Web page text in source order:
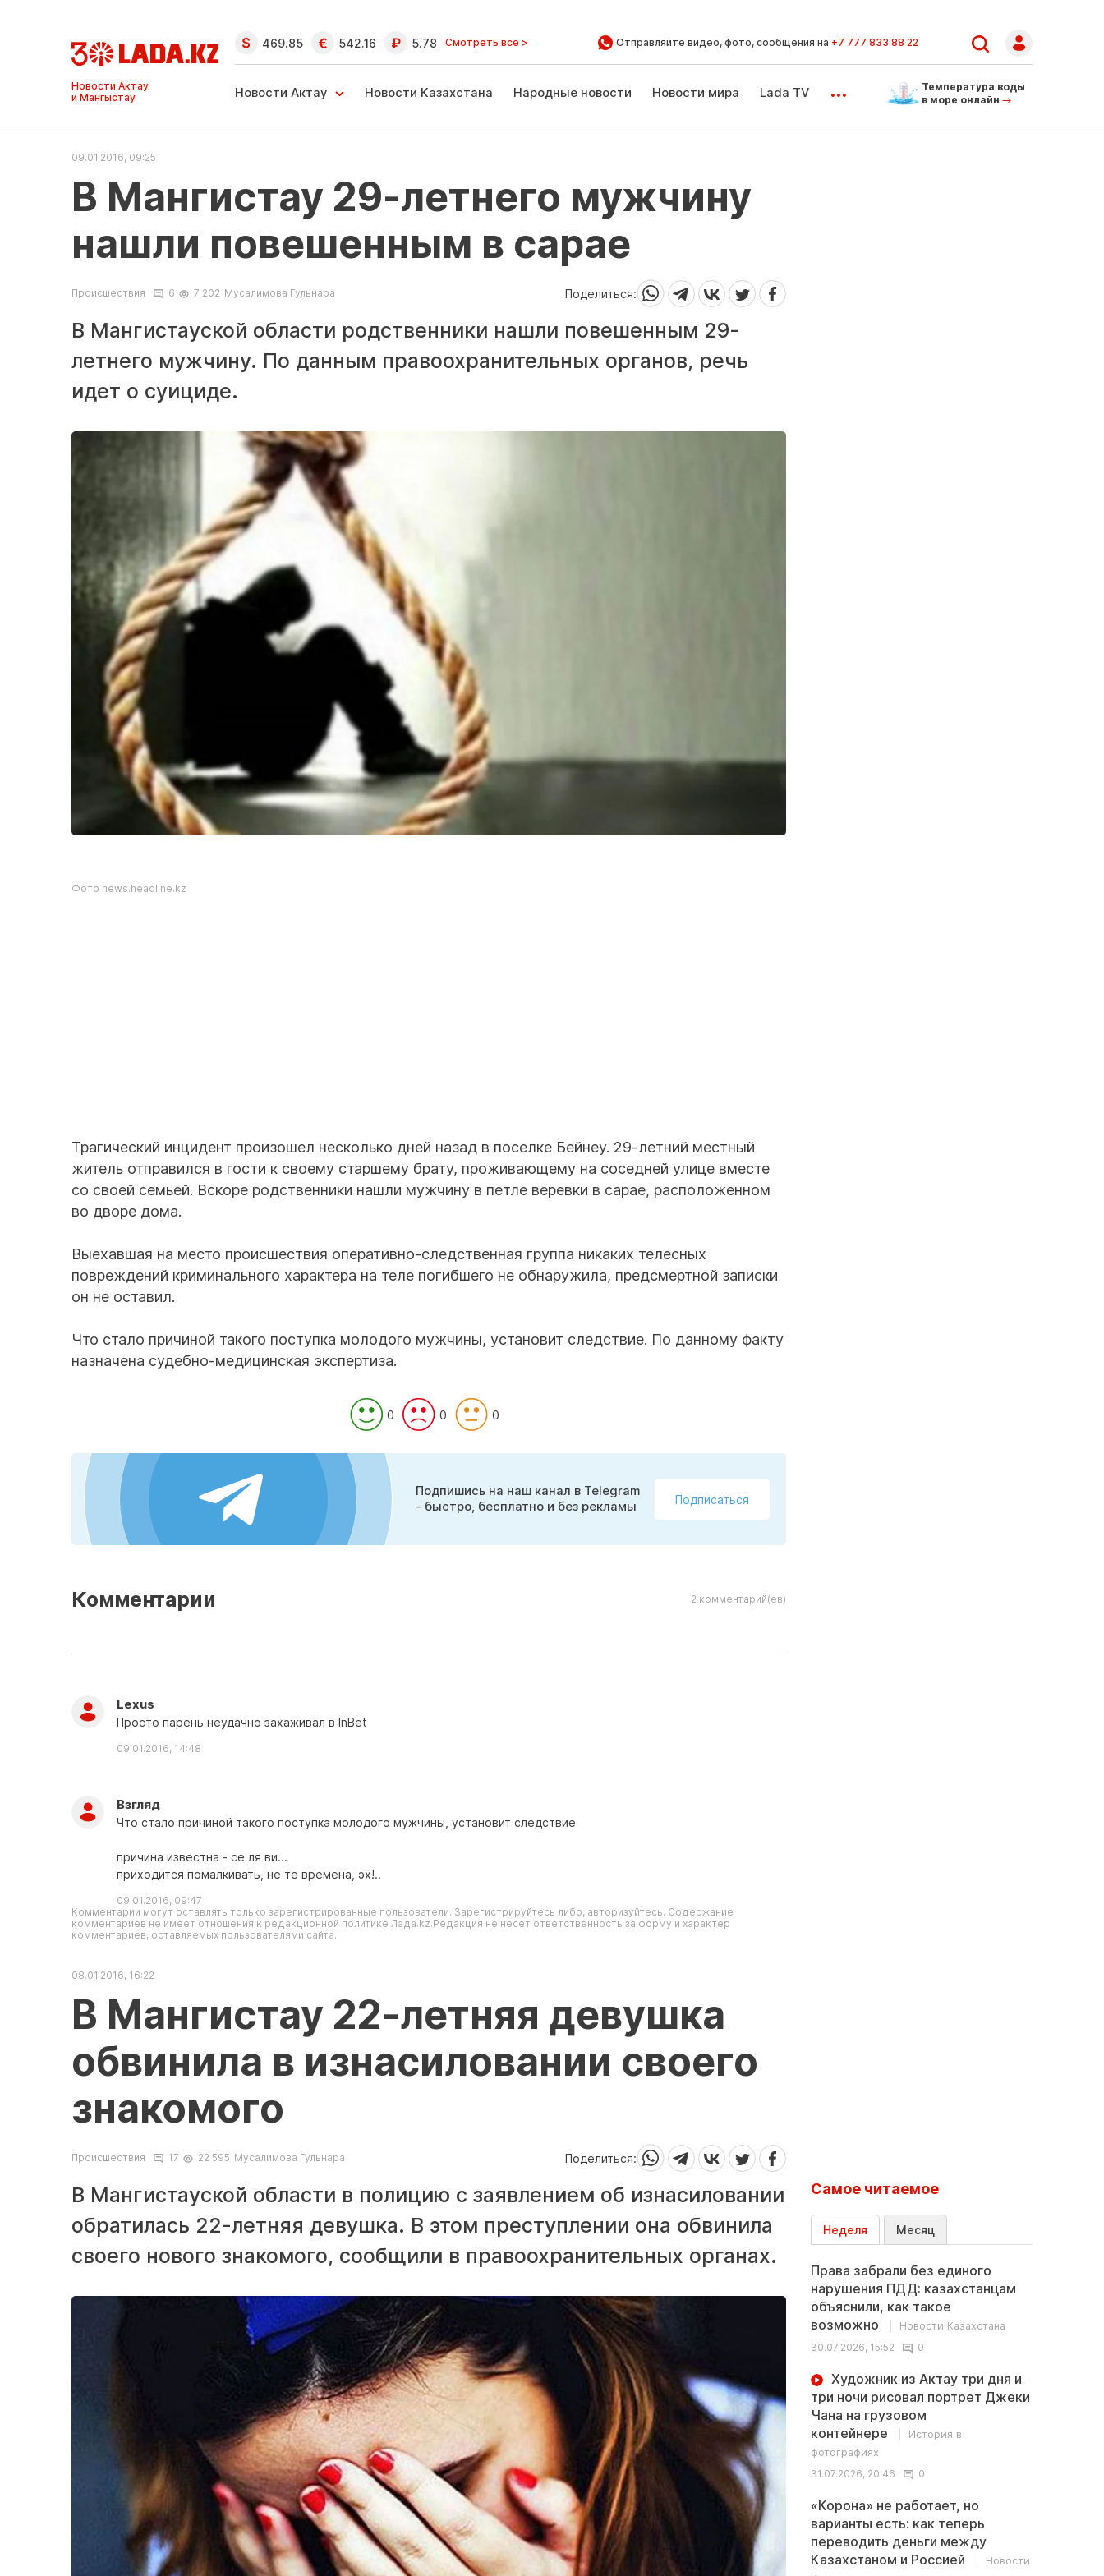
Ақтау және
Манғыстау
жаңалықтары
469.85 542.16 5.78 Смотреть все > Отправляйте видео, фото, сообщения на +7 777 833 88 22
Новости Актау Новости Казахстана Народные новости Новости мира Lada TV ...
Температура воды
в море онлайн
09.01.2016, 09:25
В Мангистау 29-летнего мужчину
нашли повешенным в сарае
Происшествия 6 7 202 Мусалимова Гульнара Поделиться:
В Мангистауской области родственники нашли повешенным 29-
летнего мужчину. По данным правоохранительных органов, речь
идет о суициде.
Фото news.headline.kz
Трагический инцидент произошел несколько дней назад в поселке Бейнеу. 29-летний местный
житель отправился в гости к своему старшему брату, проживающему на соседней улице вместе
со своей семьей. Вскоре родственники нашли мужчину в петле веревки в сарае, расположенном
во дворе дома.
Выехавшая на место происшествия оперативно-следственная группа никаких телесных
повреждений криминального характера на теле погибшего не обнаружила, предсмертной записки
он не оставил.
Что стало причиной такого поступка молодого мужчины, установит следствие. По данному факту
назначена судебно-медицинская экспертиза.
0 0 0
Подпишись на наш канал в Telegram
– быстро, бесплатно и без рекламы
Подписаться
Комментарии 2 комментарий(ев)
Lexus
Просто парень неудачно захаживал в InBet
09.01.2016, 14:48
Взгляд
Что стало причиной такого поступка молодого мужчины, установит следствие
причина известна - се ля ви...
приходится помалкивать, не те времена, эх!..
09.01.2016, 09:47
Комментарии могут оставлять только зарегистрированные пользователи. Зарегистрируйтесь либо, авторизуйтесь. Содержание
комментариев не имеет отношения к редакционной политике Лада.kz.Редакция не несет ответственность за форму и характер
комментариев, оставляемых пользователями сайта.
08.01.2016, 16:22
В Мангистау 22-летняя девушка
обвинила в изнасиловании своего
знакомого
Происшествия 17 22 595 Мусалимова Гульнара Поделиться:
В Мангистауской области в полицию с заявлением об изнасиловании
обратилась 22-летняя девушка. В этом преступлении она обвинила
своего нового знакомого, сообщили в правоохранительных органах.
Самое читаемое
Неделя Месяц
Права забрали без единого
нарушения ПДД: казахстанцам
объяснили, как такое
возможно
Новости Казахстана
30.07.2026, 15:52
0
Художник из Актау три дня и
три ночи рисовал портрет Джеки
Чана на грузовом
контейнере
История в
фотографиях
31.07.2026, 20:46
0
«Корона» не работает, но
варианты есть: как теперь
переводить деньги между
Казахстаном и Россией
Новости